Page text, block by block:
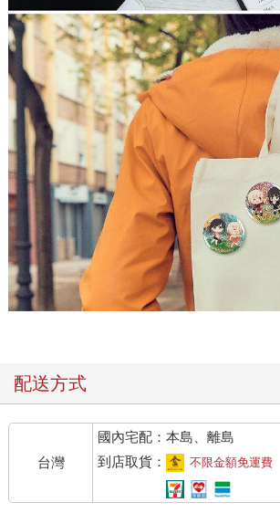
配送方式
台灣
國內宅配：本島、離島
到店取貨：
不限金額免運費